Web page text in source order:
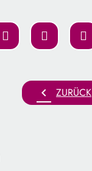
chevron_left ZURÜCK